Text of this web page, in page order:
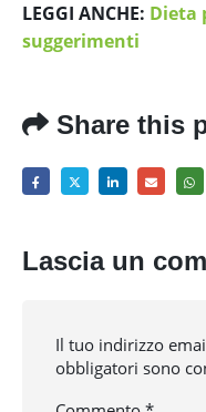
LEGGI ANCHE: Dieta
suggerimenti
Share this
Lascia un
Il tuo indirizzo
obbligatori sono